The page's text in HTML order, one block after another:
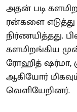
அதன் படி
ரன்களை
நிர்ணயித்தது.
களமிறங்கிய
ரோஹித் ஷர்மா,
ஆகியோர்
வெளியேறினர்.